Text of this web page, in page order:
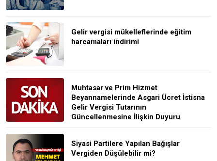
Gelir vergisi mükelleflerinde eğitim
harcamaları indirimi
Muhtasar ve Prim Hizmet
Beyannamelerinde Asgari Ücret İstisna
Gelir Vergisi Tutarının
Güncellenmesine İlişkin Duyuru
Siyasi Partilere Yapılan Bağışlar
Vergiden Düşülebilir mi?